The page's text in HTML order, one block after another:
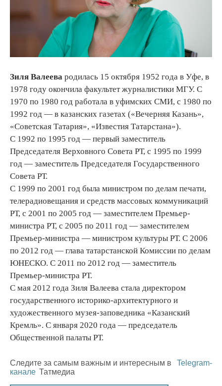
Зиля Валеева родилась 15 октября 1952 года в Уфе, в
1978 году окончила факультет журналистики МГУ. С
1970 по 1980 год работала в уфимских СМИ, с 1980 по
1992 год — в казанских газетах («Вечерняя Казань»,
«Советская Татария», «Известия Татарстана»).
С 1992 по 1995 год — первый заместитель
Председателя Верховного Совета РТ, с 1995 по 1999
год — заместитель Председателя Государственного
Совета РТ.
С 1999 по 2001 год была министром по делам печати,
телерадиовещания и средств массовых коммуникаций
РТ, с 2001 по 2005 год — заместителем Премьер-
министра РТ, с 2005 по 2011 год — заместителем
Премьер-министра — министром культуры РТ. С 2006
по 2012 год — глава татарстанской Комиссии по делам
ЮНЕСКО. С 2011 по 2012 год — заместитель
Премьер-министра РТ.
С мая 2012 года Зиля Валеева стала директором
государственного историко-архитектурного и
художественного музея-заповедника «Казанский
Кремль». С января 2020 года — председатель
Общественной палаты РТ.
Следите за самым важным и интересным в
Telegram-
канале Татмедиа